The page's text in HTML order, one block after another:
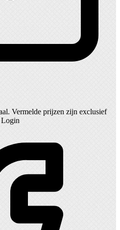
. Vermelde prijzen zijn exclusief
Login